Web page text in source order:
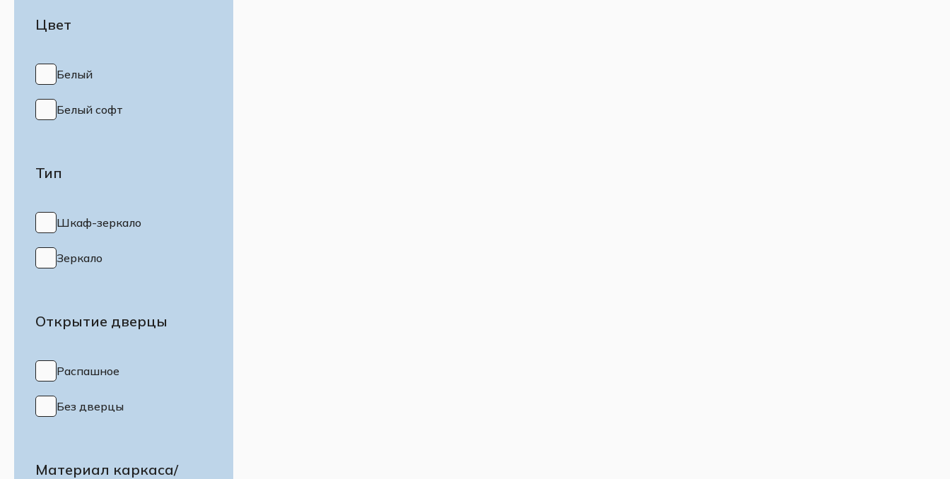
Цвет
Белый
Белый софт
Тип
Шкаф-зеркало
Зеркало
Открытие дверцы
Распашное
Без дверцы
Материал каркаса/